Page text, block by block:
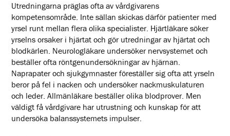
Utredningarna präglas ofta av vårdgivarens
kompetensområde. Inte sällan skickas därför patienter med
yrsel runt mellan flera olika specialister. Hjärtläkare söker
yrselns orsaker i hjärtat och gör utredningar av hjärtat och
blodkärlen. Neurologläkare undersöker nervsystemet och
beställer ofta röntgenundersökningar av hjärnan.
Naprapater och sjukgymnaster föreställer sig ofta att yrseln
beror på fel i nacken och undersöker nackmuskulaturen
och leder. Allmänläkare beställer olika blodprover. Men
väldigt få vårdgivare har utrustning och kunskap för att
undersöka balanssystemets impulser.